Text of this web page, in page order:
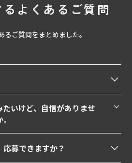
よくあるご質問
ご質問をまとめました。
。
いけど、自信がありませ
さい。実際に英語に苦手意識があ
募できますか？